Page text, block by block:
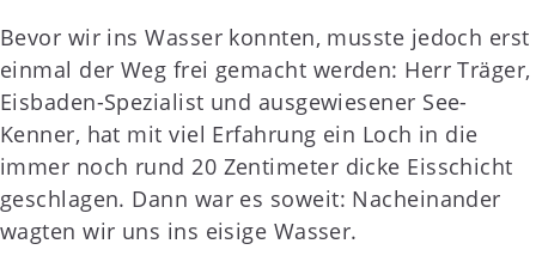
Bevor wir ins Wasser konnten, musste jedoch erst
einmal der Weg frei gemacht werden: Herr Träger,
Eisbaden-Spezialist und ausgewiesener See-
Kenner, hat mit viel Erfahrung ein Loch in die
immer noch rund 20 Zentimeter dicke Eisschicht
geschlagen. Dann war es soweit: Nacheinander
wagten wir uns ins eisige Wasser.